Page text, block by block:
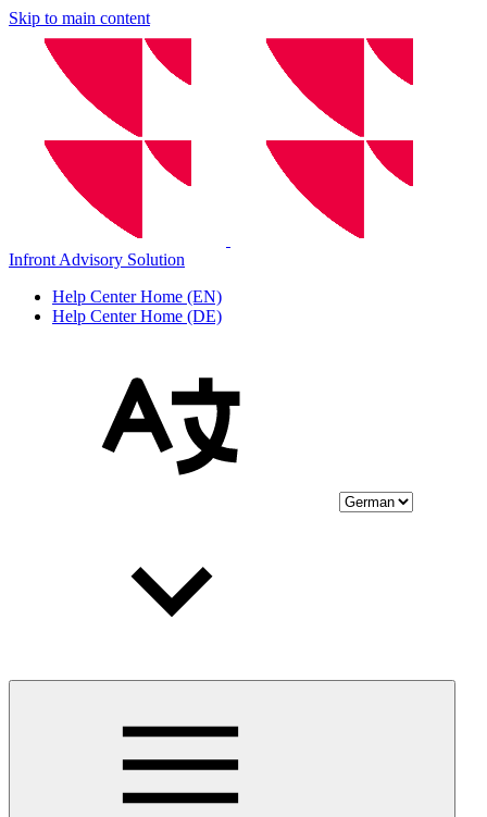
Skip to main content
Infront Advisory Solution
Help Center Home (EN)
Help Center Home (DE)